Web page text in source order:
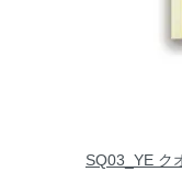
SQ03_YE ク